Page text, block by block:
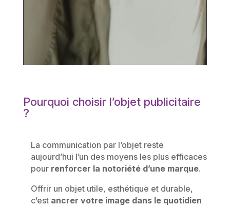
Pourquoi choisir l’objet publicitaire
?
La communication par l’objet reste
aujourd’hui l’un des moyens les plus efficaces
pour renforcer la notoriété d’une marque.
Offrir un objet utile, esthétique et durable,
c’est ancrer votre image dans le quotidien